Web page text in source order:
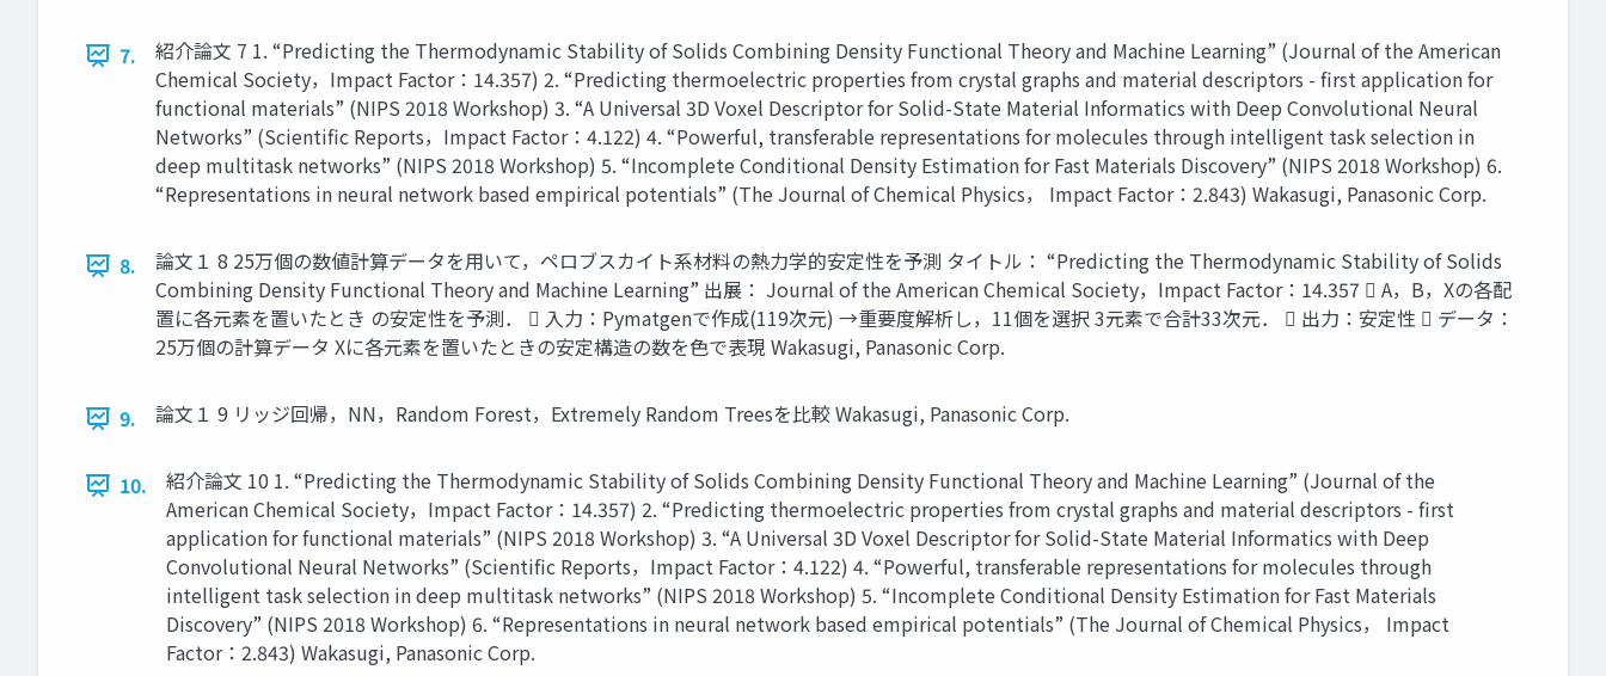
7.
紹介論文 7 1. “Predicting the Thermodynamic Stability of Solids Combining Density Functional Theory and Machine Learning” (Journal of the American
Chemical Society，Impact Factor：14.357) 2. “Predicting thermoelectric properties from crystal graphs and material descriptors - first application for
functional materials” (NIPS 2018 Workshop) 3. “A Universal 3D Voxel Descriptor for Solid-State Material Informatics with Deep Convolutional Neural
Networks” (Scientific Reports，Impact Factor：4.122) 4. “Powerful, transferable representations for molecules through intelligent task selection in
deep multitask networks” (NIPS 2018 Workshop) 5. “Incomplete Conditional Density Estimation for Fast Materials Discovery” (NIPS 2018 Workshop) 6.
“Representations in neural network based empirical potentials” (The Journal of Chemical Physics， Impact Factor：2.843) Wakasugi, Panasonic Corp.
8.
論文１ 8 25万個の数値計算データを用いて，ペロブスカイト系材料の熱力学的安定性を予測 タイトル： “Predicting the Thermodynamic Stability of Solids
Combining Density Functional Theory and Machine Learning” 出展： Journal of the American Chemical Society，Impact Factor：14.357  A，B，Xの各配
置に各元素を置いたとき の安定性を予測．  入力：Pymatgenで作成(119次元) →重要度解析し，11個を選択 3元素で合計33次元．  出力：安定性  データ：
25万個の計算データ Xに各元素を置いたときの安定構造の数を色で表現 Wakasugi, Panasonic Corp.
9. 論文１ 9 リッジ回帰，NN，Random Forest，Extremely Random Treesを比較 Wakasugi, Panasonic Corp.
10.
紹介論文 10 1. “Predicting the Thermodynamic Stability of Solids Combining Density Functional Theory and Machine Learning” (Journal of the
American Chemical Society，Impact Factor：14.357) 2. “Predicting thermoelectric properties from crystal graphs and material descriptors - first
application for functional materials” (NIPS 2018 Workshop) 3. “A Universal 3D Voxel Descriptor for Solid-State Material Informatics with Deep
Convolutional Neural Networks” (Scientific Reports，Impact Factor：4.122) 4. “Powerful, transferable representations for molecules through
intelligent task selection in deep multitask networks” (NIPS 2018 Workshop) 5. “Incomplete Conditional Density Estimation for Fast Materials
Discovery” (NIPS 2018 Workshop) 6. “Representations in neural network based empirical potentials” (The Journal of Chemical Physics， Impact
Factor：2.843) Wakasugi, Panasonic Corp.